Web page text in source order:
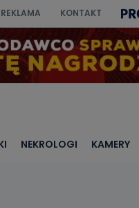
REKLAMA KONTAKT
NEKROLOGI KAMERY